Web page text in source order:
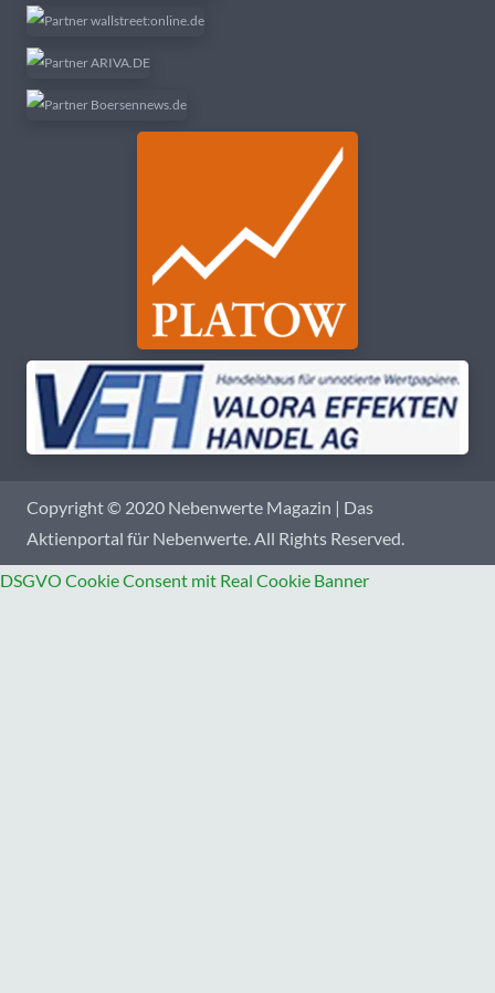
Copyright © 2020 Nebenwerte Magazin | Das
Aktienportal für Nebenwerte. All Rights Reserved.
DSGVO Cookie Consent mit Real Cookie Banner